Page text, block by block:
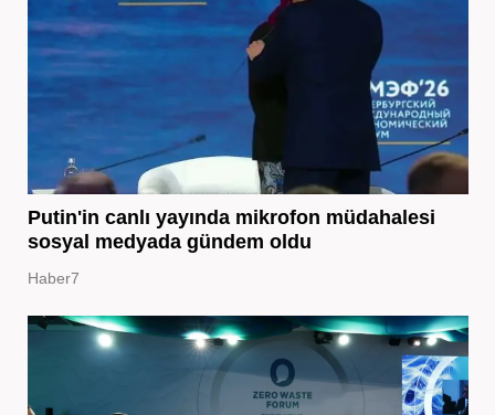
Putin'in canlı yayında mikrofon müdahalesi
sosyal medyada gündem oldu
Haber7